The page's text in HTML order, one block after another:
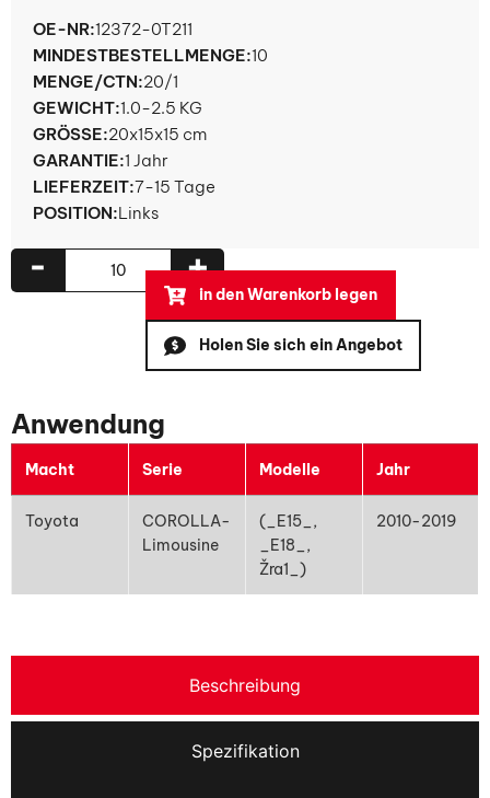
OE-NR:12372-0T211
MINDESTBESTELLMENGE:10
MENGE/CTN:20/1
GEWICHT:1.0-2.5 KG
GRÖSSE: 20x15x15 cm
GARANTIE:1 Jahr
LIEFERZEIT:7-15 Tage
POSITION:Links
+
-
in den Warenkorb legen
Holen Sie sich ein Angebot
Anwendung
Macht Serie Modelle Jahr
Toyota
COROLLA-
Limousine
(_E15_,
_E18_,
Žra1_)
2010-2019
Beschreibung
Spezifikation